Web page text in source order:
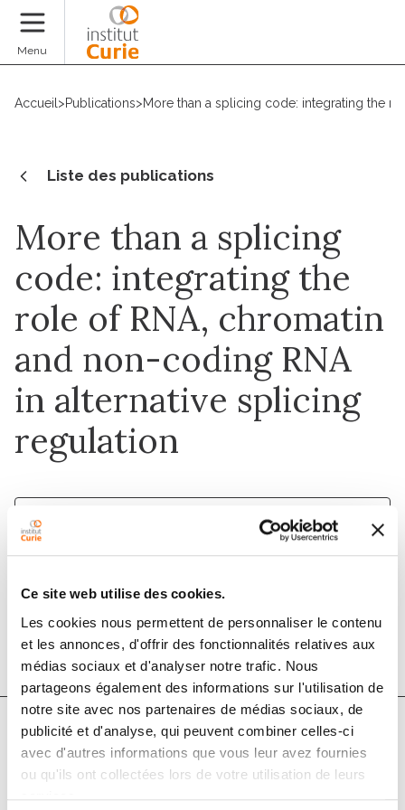
Ce site web utilise des cookies.
Les cookies nous permettent de personnaliser le contenu
et les annonces, d'offrir des fonctionnalités relatives aux
médias sociaux et d'analyser notre trafic. Nous
partageons également des informations sur l'utilisation de
notre site avec nos partenaires de médias sociaux, de
publicité et d'analyse, qui peuvent combiner celles-ci
avec d'autres informations que vous leur avez fournies
ou qu'ils ont collectées lors de votre utilisation de leurs
Menu
Accueil >Publications>More than a splicing code: integrating the
Liste des publications
More than a splicing
code: integrating the
role of RNA, chromatin
and non-coding RNA
in alternative splicing
regulation
1 août 2011
Current Opinion in Genetics &amp;
DOI :10.1016/j.gde.2011.03.004
Auteurs